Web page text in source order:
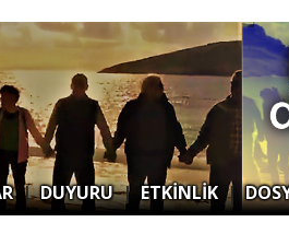
|DUYURU| ETKİNLİK |